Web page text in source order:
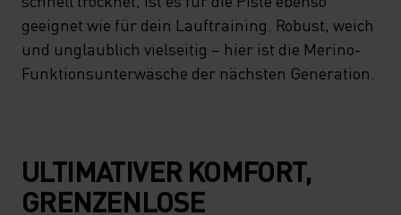
geeignet wie für dein Lauftraining. Robust, weich
und unglaublich vielseitig – hier ist die Merino-
Funktionsunterwäsche der nächsten Generation.
ULTIMATIVER KOMFORT,
GRENZENLOSE